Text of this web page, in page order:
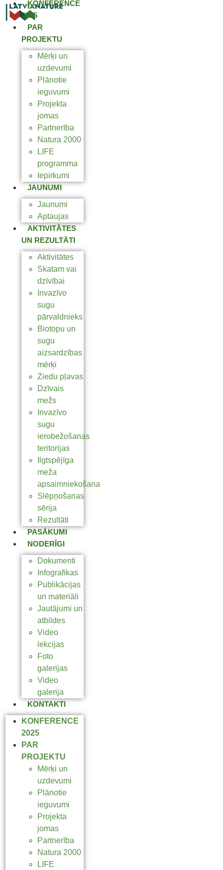
KONFERENCE
2025
PAR
PROJEKTU
Mērķi un
uzdevumi
Plānotie
ieguvumi
Projekta
jomas
Partnerība
Natura 2000
LIFE
programma
Iepirkumi
JAUNUMI
Jaunumi
Aptaujas
AKTIVITĀTES
UN REZULTĀTI
Aktivitātes
Skatam vai
dzīvībai
Invazīvo
sugu
pārvaldnieks
Biotopu un
sugu
aizsardzības
mērķi
Ziedu pļavas
Dzīvais
mežs
Invazīvo
sugu
ierobežošanas
teritorijas
Ilgtspējīga
meža
apsaimniekošana
Slēpņošanas
sērija
Rezultāti
PASĀKUMI
NODERĪGI
Dokumenti
Infografikas
Publikācijas
un materiāli
Jautājumi un
atbildes
Video
lekcijas
Foto
galerijas
Video
galerija
KONTAKTI
KONFERENCE
2025
PAR
PROJEKTU
Mērķi un
uzdevumi
Plānotie
ieguvumi
Projekta
jomas
Partnerība
Natura 2000
LIFE